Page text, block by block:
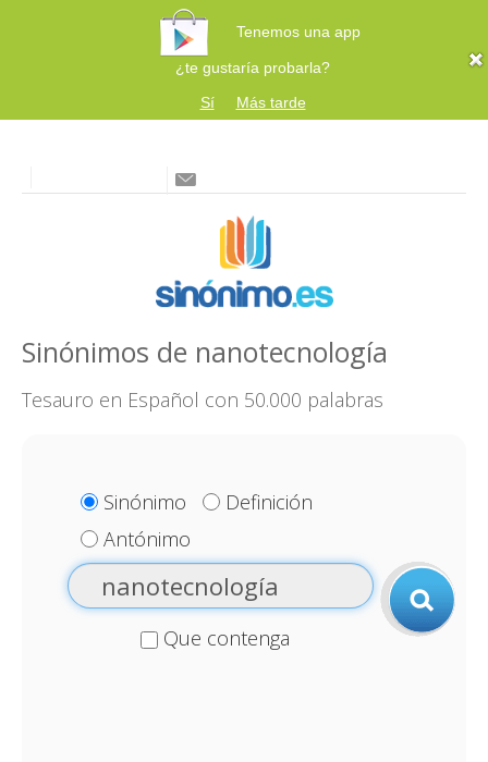
Tenemos una app
¿te gustaría probarla?
Sí
Más tarde
Sinónimos de nanotecnología
Tesauro en Español con 50.000 palabras
Sinónimo
Definición
Antónimo
Que contenga